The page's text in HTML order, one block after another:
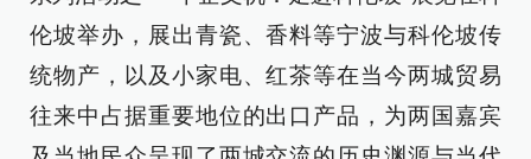
伦坡举办，展出青瓷、香料等宁波与科伦坡传
统物产，以及小家电、红茶等在当今两城贸易
往来中占据重要地位的出口产品，为两国嘉宾